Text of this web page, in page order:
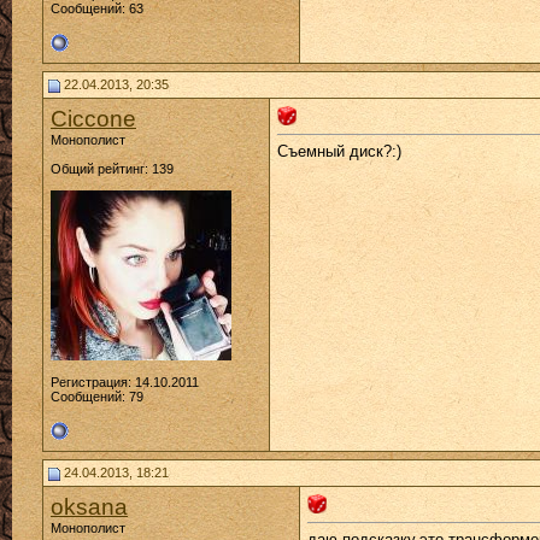
Сообщений: 63
22.04.2013, 20:35
Ciccone
Монополист
Общий рейтинг: 139
Регистрация: 14.10.2011
Сообщений: 79
Съемный диск?:)
24.04.2013, 18:21
oksana
Монополист